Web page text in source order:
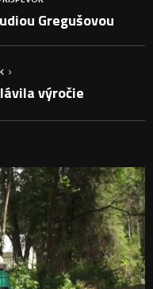
Gregušovou
výročie